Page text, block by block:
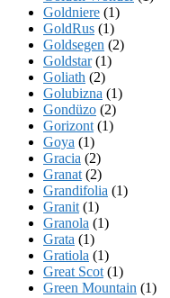
Goldniere (1)
GoldRus (1)
Goldsegen (2)
Goldstar(1)
Goliath (2)
Golubizna (1)
Gondüzo (2)
Gorizont (1)
Goya (1)
Gracia (2)
Granat (2)
Grandifolia (1)
Granit (1)
Granola (1)
Grata (1)
Gratiola (1)
Great Scot (1)
Green Mountain (1)